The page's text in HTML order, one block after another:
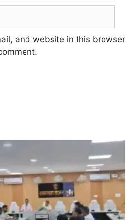
and website in this browser